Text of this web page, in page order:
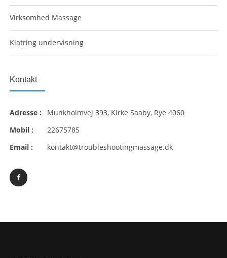
Virksomhed Massage
Klatring undervisning
Kontakt
Adresse :
Munkholmvej 393, Kirke Saaby, Rye 4060
Mobil :
22675785
Email :
kontakt@troubleshootingmassage.dk